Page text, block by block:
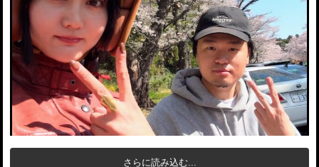
さらに読み込む...